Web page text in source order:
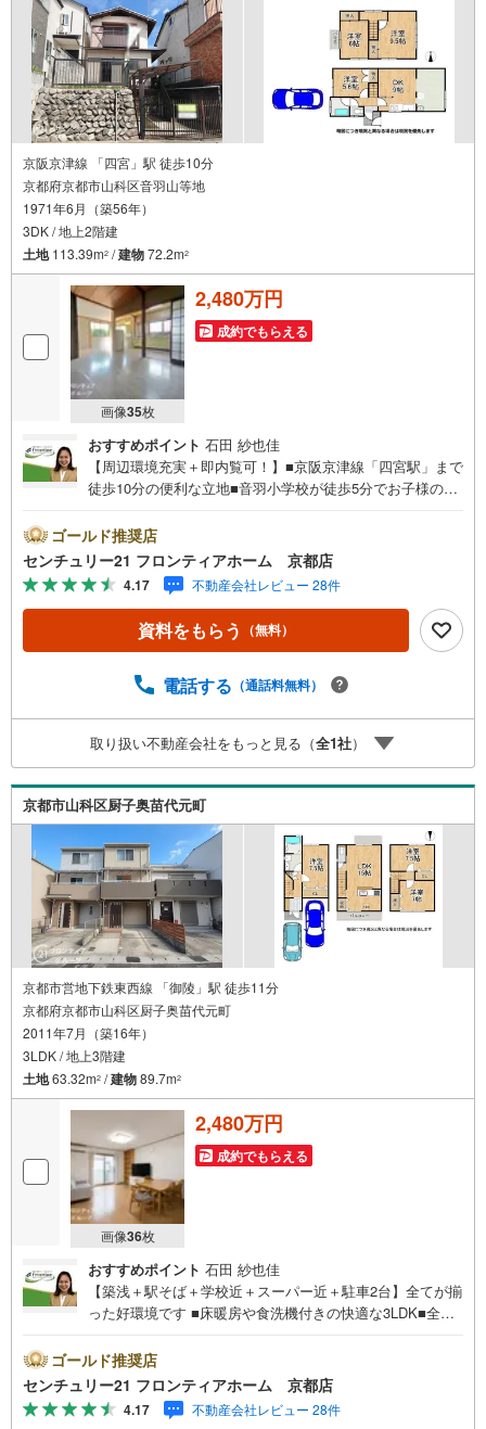
京阪京津線 「四宮」駅 徒歩10分
京都府京都市山科区音羽山等地
1971年6月（築56年）
3DK / 地上2階建
土地113.39m2 /建物72.2m2
画像35枚
2,480万円
成約でもらえる
おすすめポイント 石田 紗也佳
【周辺環境充実＋即内覧可！】■京阪京津線「四宮駅」まで
徒歩10分の便利な立地■音羽小学校が徒歩5分でお子様の登
お使いいただけます 特徴・閑静な住宅街で落ち着いた住環
境です・コンビニが徒歩5分で急なお買い物にも ・家族の
時間も個人のプライバシーも大切にできる3DK 立地・音羽
小学校まで徒歩約5分・音羽中学校まで徒歩約14分 弊社が
選ばれる理由 1.お金の扱い方のプロ、ファイナンシャルプ
ランナーが資金計画をサポート！2.買い替えなどにも対応
あるため、最も低金利になるように審査が可能！4.物件の
ォームプランナーがご提案！5.定期的にご連絡を繋ぎ、有
事の際に迅速にサポートいたします弊社は専門家同士が連
携をとっているため、より多くの知見がございます。お気
軽にお問合せください！
ゴールド推奨店
センチュリー21 フロンティアホーム 京都店
4.17 不動産会社レビュー 28件
資料をもらう （無料）
電話する （通話料無料）
取り扱い不動産会社をもっと見る（全1社）
京都市山科区厨子奥苗代元町
京都市営地下鉄東西線 「御陵」駅 徒歩11分
京都府京都市山科区厨子奥苗代元町
2011年7月（築16年）
3LDK / 地上3階建
土地63.32m2 /建物89.7m2
画像36枚
2,480万円
成約でもらえる
おすすめポイント 石田 紗也佳
【築浅＋駅そば＋学校近＋スーパー近＋駐車2台】全てが揃
った好環境です ■床暖房や食洗機付きの快適な3LDK■全居
ずつあります 特徴・雨の日も安心な浴室乾燥機や追焚機能
付きバスを搭載・TVモニター付きインターホンで防犯面も
安心・床下収納やシューズボックスなど収納豊富・平坦な
地勢で毎日の暮らしをサポート 立地・京都市立鏡山小学校
ゴールド推奨店
センチュリー21 フロンティアホーム 京都店
4.17 不動産会社レビュー 28件